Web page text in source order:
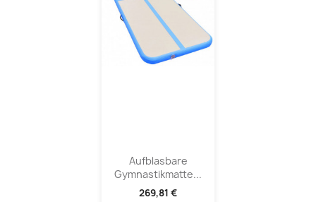
Aufblasbare
Gymnastikmatte...
269,81 €